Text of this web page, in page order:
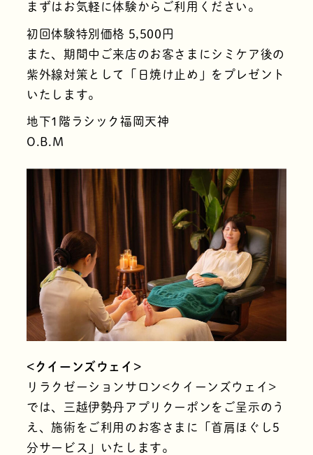
まずはお気軽に体験からご利用ください。
初回体験特別価格 5,500円
また、期間中ご来店のお客さまにシミケア後の
紫外線対策として「日焼け止め」をプレゼント
いたします。
地下1階ラシック福岡天神
O.B.M
<クイーンズウェイ>
リラクゼーションサロン<クイーンズウェイ>
では、三越伊勢丹アプリクーポンをご呈示のう
え、施術をご利用のお客さまに「首肩ほぐし5
分サービス」いたします。